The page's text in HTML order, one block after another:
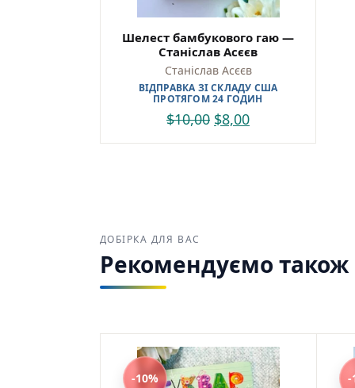
Шелест бамбукового гаю —
Станіслав Асєєв
Станіслав Асєєв
ВІДПРАВКА ЗІ СКЛАДУ США
ПРОТЯГОМ 24 ГОДИН
$10,00 $8,00
ДОБІРКА ДЛЯ ВАС
Рекомендуємо також
-10% -